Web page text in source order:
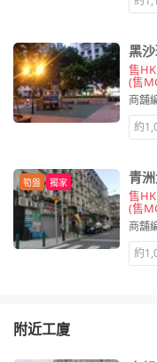
黑
售
(售
商舖
約
筍盤 獨家 青
售
(售
商舖
約
附近工廈